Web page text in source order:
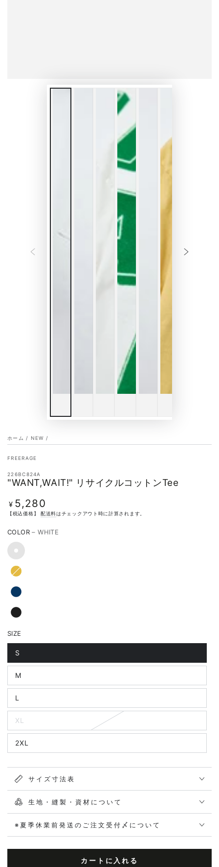
ホーム / NEW /
FREERAGE
226BC824A
"WANT,WAIT!" リサイクルコットンTee
定
価
¥ 5,280
【税込価格】 配送料はチェックアウト時に計算されます。
COLOR– WHITE
SIZE
S
M
L
XL
2XL
サイズ寸法表
生地・縫製・資材について
※夏季休業前発送のご注文受付〆について
カートに入れる